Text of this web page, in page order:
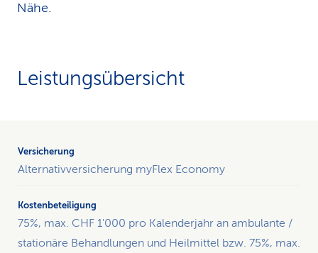
Nähe.
Leistungsübersicht
alternative
Heilmethoden.
Alternativversicherung myFlex Economy
75%, max. CHF 1'000 pro Kalenderjahr an ambulante /
stationäre Behandlungen und Heilmittel bzw. 75%, max.